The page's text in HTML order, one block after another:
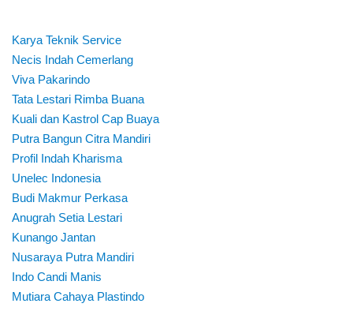
Karya Teknik Service
Necis Indah Cemerlang
Viva Pakarindo
Tata Lestari Rimba Buana
Kuali dan Kastrol Cap Buaya
Putra Bangun Citra Mandiri
Profil Indah Kharisma
Unelec Indonesia
Budi Makmur Perkasa
Anugrah Setia Lestari
Kunango Jantan
Nusaraya Putra Mandiri
Indo Candi Manis
Mutiara Cahaya Plastindo